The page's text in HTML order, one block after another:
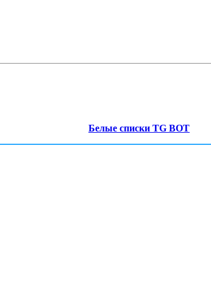
Белые списки TG BOT